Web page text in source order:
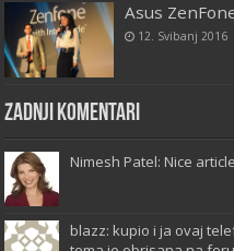
Asus
12. Svibanj 2016
Zadnji komentari
Nimesh Patel: Nice
blazz: kupio i ja ovaj